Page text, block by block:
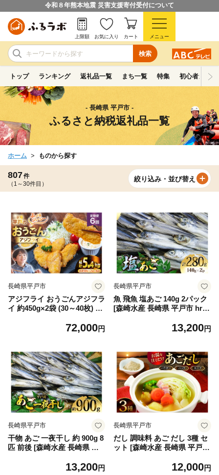
令和８年熊本地震 災害支援寄付受付について
検索
上限額 お気に入り カート メニュー
トップ ランキング 返礼品一覧 まち一覧 特集 初心者ガイド
- 長崎県 平戸市 -
ふるさと納税返礼品一覧
ホーム ものから探す
807件
（1～30件目）
絞り込み・並び替え
長崎県平戸市
アジフライ おうごんアジフラ
イ 約450g×2袋 (30～40枚) 6
0枚) [しばやま水産 長崎県 平
かず お弁当 一品 おつまみ ジ
ューシー 肉厚
72,000円
長崎県平戸市
魚 飛魚 塩あご 140g 2パック
[森崎水産 長崎県 平戸市 hr42
13,200円
長崎県平戸市
干物 あご 一夜干し 約 900g 8
匹 前後 [森崎水産 長崎県 平
13,200円
長崎県平戸市
だし 調味料 あご だし 3種 セ
ット [森崎水産 長崎県 平戸市
ー スープ パック 便利 時短
12,000円